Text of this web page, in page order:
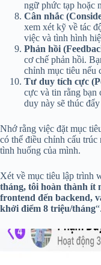
ngữ phức tạp hoặc
Cân nhắc
xem xét kỹ về tác
việc và tình hình
Phản hồi
cơ chế phản hồi.
chỉnh mục tiêu nếu
Tư duy tích cực
cực và tin rằng bạn
duy này sẽ thúc
Nhớ rằng việc đặt mục
có thể điều chỉnh cấu
tình huống của mình.
Xét về mục tiêu lập trình
tháng, tôi hoàn thành ít
frontend đến backend,
khởi điểm 8 triệu/tháng“.